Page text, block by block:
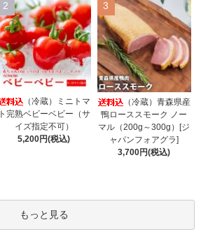
2
（冷蔵）ミニトマ
ト完熟ベビーベビー（サ
イズ指定不可）
5,200円(税込)
3
（冷蔵）青森県産
鴨ローススモーク ノー
マル（200g～300g）[ジ
ャパンフォアグラ]
3,700円(税込)
もっと見る